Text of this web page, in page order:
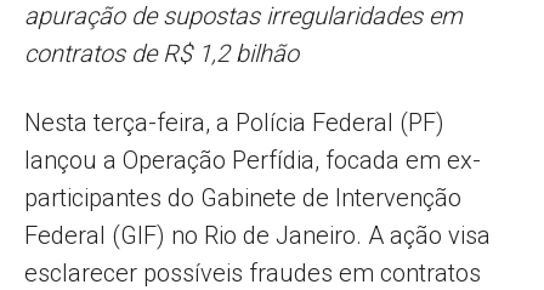
apuração de supostas irregularidades em
contratos de R$ 1,2 bilhão
Nesta terça-feira, a Polícia Federal (PF)
lançou a Operação Perfídia, focada em ex-
participantes do Gabinete de Intervenção
Federal (GIF) no Rio de Janeiro. A ação visa
esclarecer possíveis fraudes em contratos